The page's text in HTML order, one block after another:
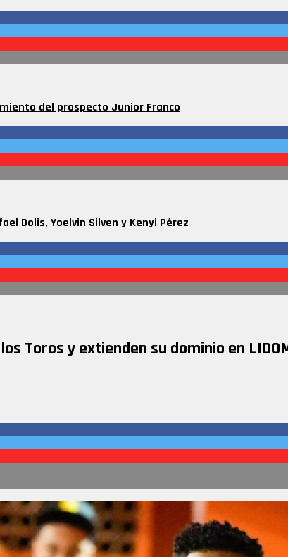
del prospecto Junior Franco
Dolis, Yoelvin Silven y Kenyi Pérez
Toros y extienden su dominio en